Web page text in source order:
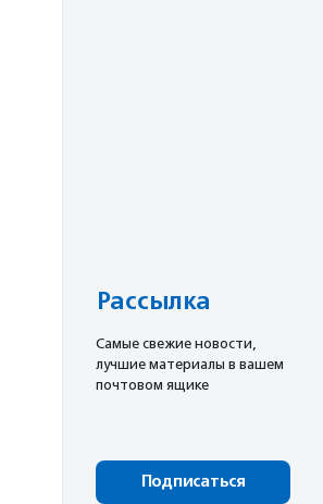
Рассылка
Cамые свежие новости,
лучшие материалы в вашем
почтовом ящике
Подписаться